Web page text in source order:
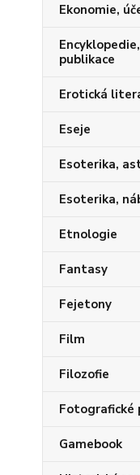
Ekonomie,
publikace
Erotická
Eseje
Esoterika,
Esoterika,
Etnologie
Fantasy
Fejetony
Film
Filozofie
Fotografické
Gamebook